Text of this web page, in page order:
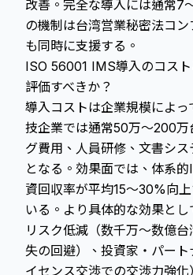
改善。完全な導入には通常7
の機制は台湾営業秘密法コ
も同時に支援する。
ISO 56001 IMS導入のコス
評価すべきか？
導入コストは企業規模によ
技企業では通常50万〜200万
グ費用、人員研修、文書シ
となる。効果面では、体系
資回収率が平均15〜30%向
いる。より具体的な効果と
リスク低減（数千万〜数億
失の回避）、投資家・パー
イセンス交渉での交渉力強